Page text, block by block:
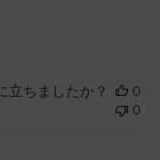
立ちましたか？
0
0